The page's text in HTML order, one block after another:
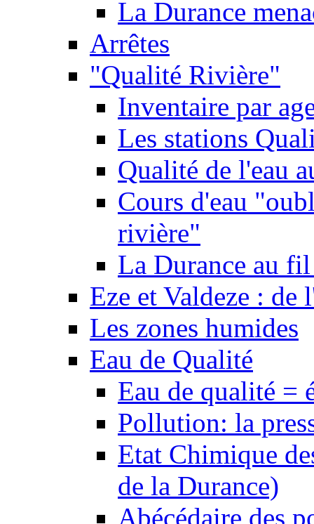
La Durance
Arrêtes
"Qualité Rivière"
Inventaire par
Les stations
Qualité de l'eau
Cours d'eau
rivière"
La Durance au
Eze et Valdeze : de
Les zones humides
Eau de Qualité
Eau de qualité =
Pollution: la
Etat Chimique
de la Durance)
Abécédaire des